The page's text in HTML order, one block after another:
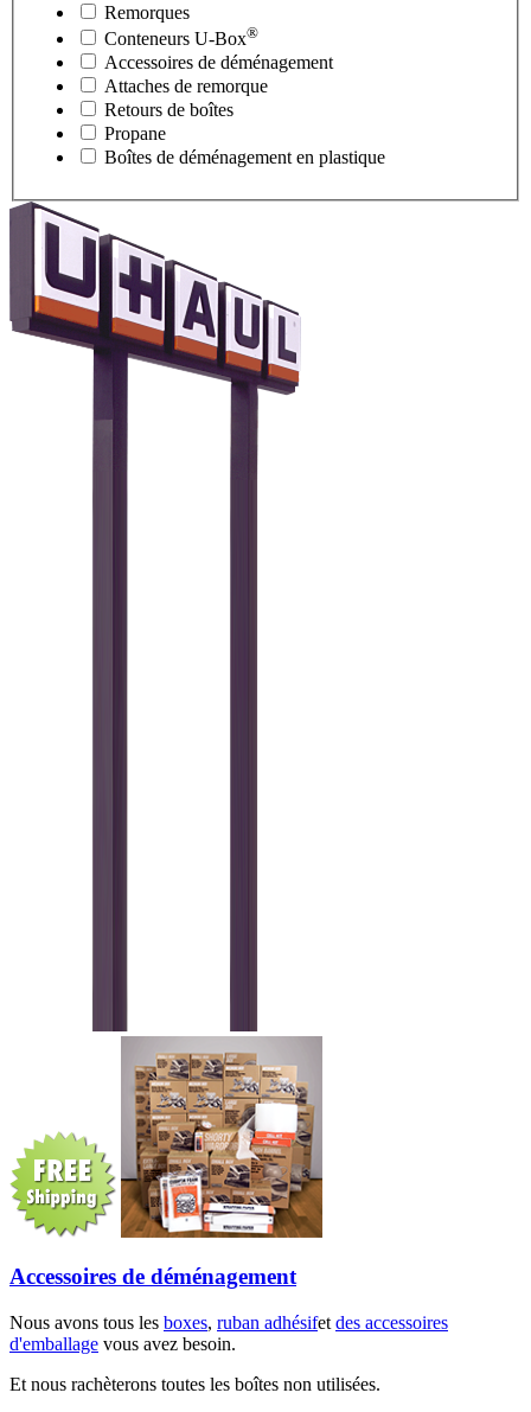
Remorques
Conteneurs U-Box®
Accessoires de déménagement
Attaches de remorque
Retours de boîtes
Propane
Boîtes de déménagement en plastique
Accessoires de déménagement
Nous avons tous les boxes, ruban adhésifet des accessoires
d'emballage vous avez besoin.
Et nous rachèterons toutes les boîtes non utilisées.